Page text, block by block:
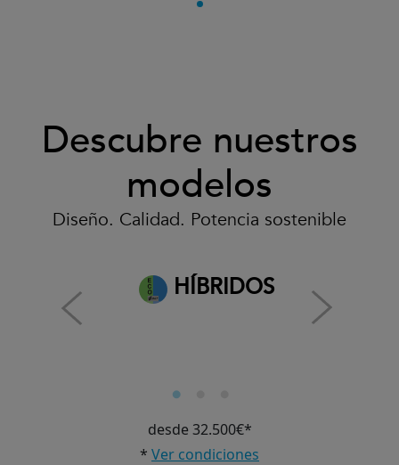
Descubre nuestros
modelos
Diseño. Calidad. Potencia sostenible
HÍBRIDOS
desde 32.500€*
* Ver condiciones